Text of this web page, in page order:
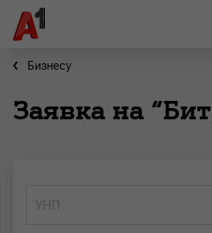
Бизнесу
Заявка на
УНП